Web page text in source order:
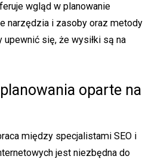
wgląd w planowanie
narzędzia i zasoby oraz metody
upewnić się, że wysiłki są na
oparte na
między specjalistami SEO i
jest niezbędna do